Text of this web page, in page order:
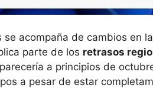
se acompaña de cambios en
parte de los retrasos
a principios de
a pesar de estar